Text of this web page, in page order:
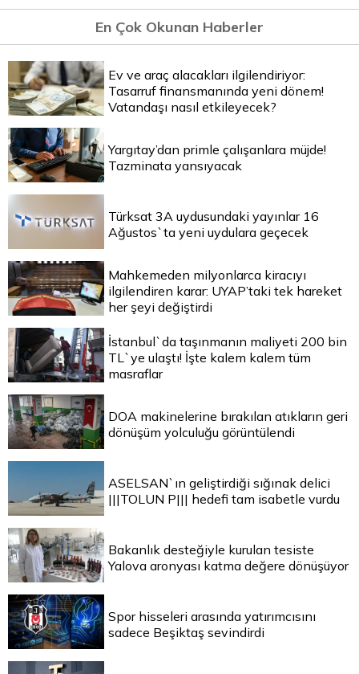
En Çok Okunan Haberler
Ev ve araç alacakları ilgilendiriyor:
Tasarruf finansmanında yeni dönem!
Vatandaşı nasıl etkileyecek?
Yargıtay’dan primle çalışanlara müjde!
Tazminata yansıyacak
Türksat 3A uydusundaki yayınlar 16
Ağustos`ta yeni uydulara geçecek
Mahkemeden milyonlarca kiracıyı
ilgilendiren karar: UYAP’taki tek hareket
her şeyi değiştirdi
İstanbul`da taşınmanın maliyeti 200 bin
TL`ye ulaştı! İşte kalem kalem tüm
masraflar
DOA makinelerine bırakılan atıkların geri
dönüşüm yolculuğu görüntülendi
ASELSAN`ın geliştirdiği sığınak delici
|||TOLUN P||| hedefi tam isabetle vurdu
Bakanlık desteğiyle kurulan tesiste
Yalova aronyası katma değere dönüşüyor
Spor hisseleri arasında yatırımcısını
sadece Beşiktaş sevindirdi